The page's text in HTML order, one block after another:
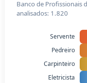
Banco de Profissionais
analisados: 1.820
Servente
Pedreiro
Carpinteiro
Eletricista